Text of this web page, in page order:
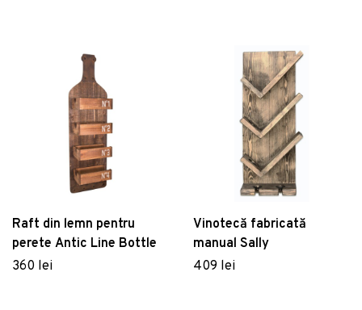
Raft din lemn pentru
perete Antic Line Bottle
360 lei
Vinotecă fabricată
manual Sally
409 lei